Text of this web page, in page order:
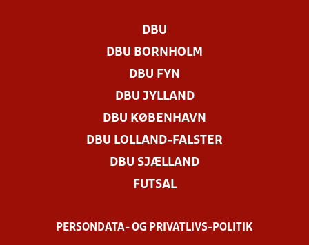
DBU
DBU BORNHOLM
DBU FYN
DBU JYLLAND
DBU KØBENHAVN
DBU LOLLAND-FALSTER
DBU SJÆLLAND
FUTSAL
PERSONDATA- OG PRIVATLIVS-POLITIK